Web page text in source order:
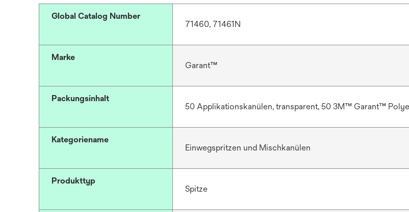
Global Catalog Number
71460, 71461N
Marke
Garant™
Packungsinhalt
50 Applikationskanülen, transparent, 50 3M™ Garant™
Kategoriename
Einwegspritzen und Mischkanülen
Produkttyp
Spitze